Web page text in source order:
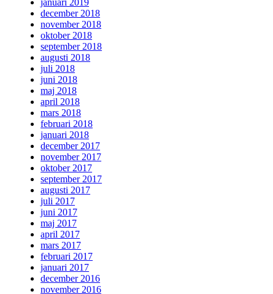
januari 2019
december 2018
november 2018
oktober 2018
september 2018
augusti 2018
juli 2018
juni 2018
maj 2018
april 2018
mars 2018
februari 2018
januari 2018
december 2017
november 2017
oktober 2017
september 2017
augusti 2017
juli 2017
juni 2017
maj 2017
april 2017
mars 2017
februari 2017
januari 2017
december 2016
november 2016